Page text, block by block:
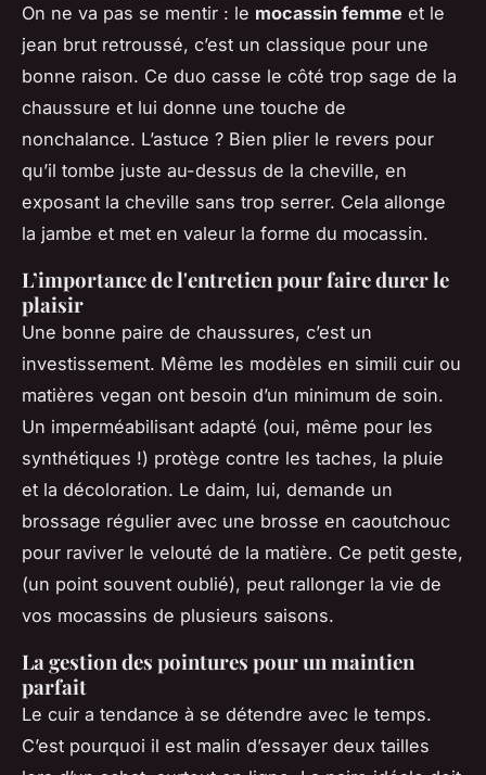
On ne va pas se mentir : le mocassin femme et le
jean brut retroussé, c’est un classique pour une
bonne raison. Ce duo casse le côté trop sage de la
chaussure et lui donne une touche de
nonchalance. L’astuce ? Bien plier le revers pour
qu’il tombe juste au-dessus de la cheville, en
exposant la cheville sans trop serrer. Cela allonge
la jambe et met en valeur la forme du mocassin.
L’importance de l'entretien pour faire durer le
plaisir
Une bonne paire de chaussures, c’est un
investissement. Même les modèles en simili cuir ou
matières vegan ont besoin d’un minimum de soin.
Un imperméabilisant adapté (oui, même pour les
synthétiques !) protège contre les taches, la pluie
et la décoloration. Le daim, lui, demande un
brossage régulier avec une brosse en caoutchouc
pour raviver le velouté de la matière. Ce petit geste,
(un point souvent oublié), peut rallonger la vie de
vos mocassins de plusieurs saisons.
La gestion des pointures pour un maintien
parfait
Le cuir a tendance à se détendre avec le temps.
C’est pourquoi il est malin d’essayer deux tailles